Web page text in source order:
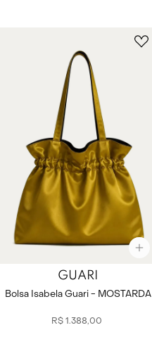
GUARI
Bolsa Isabela Guari - MOSTARDA
R$ 1.388,00